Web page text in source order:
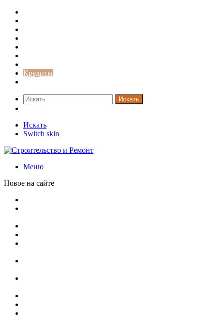
Кредиты
Искать
Искать
Switch skin
Меню
Новое на сайте